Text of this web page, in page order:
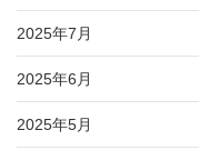
2025年7月
2025年6月
2025年5月